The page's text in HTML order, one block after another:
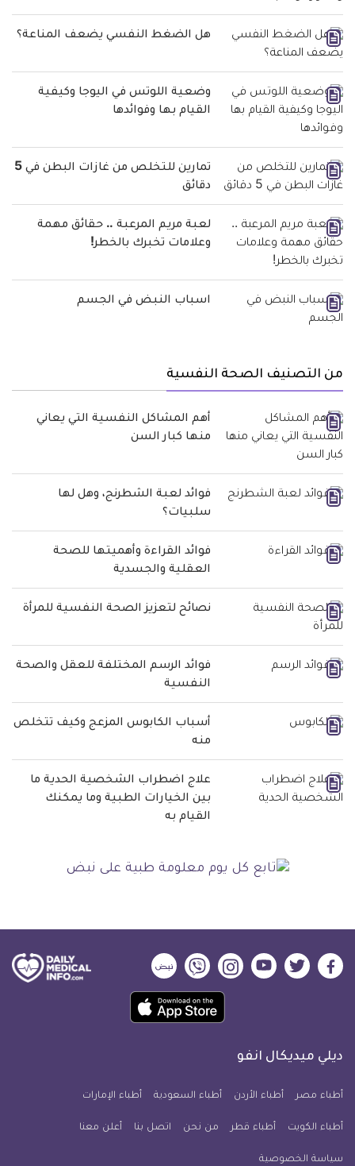
هل الضغط النفسي يضعف المناعة؟
وضعية اللوتس في اليوجا وكيفية
القيام بها وفوائدها
تمارين للتخلص من غازات البطن في 5
دقائق
لعبة مريم المرعبة .. حقائق مهمة
وعلامات تخبرك بالخطر!
اسباب النبض في الجسم
من التصنيف الصحة النفسية
أهم المشاكل النفسية التي يعاني
منها كبار السن
فوائد لعبة الشطرنج، وهل لها
سلبيات؟
فوائد القراءة وأهميتها للصحة
العقلية والجسدية
نصائح لتعزيز الصحة النفسية للمرأة
فوائد الرسم المختلفة للعقل والصحة
النفسية
أسباب الكابوس المزعج وكيف تتخلص
منه
علاج اضطراب الشخصية الحدية ما
بين الخيارات الطبية وما يمكنك
القيام به
ديلي
فيسبوك
ديلي
تويتر
ديلي
ميديكال
يوتيوب
ديلي
ميديكال
انفو
ديلي
ميديكال
انفو
ديلي
ميديكال
انفو
حمل
تطبيق
معلومة
للآيفون
ديلي ميديكال انفو
أطباء مصر أطباء الأردن أطباء السعودية أطباء الإمارات
أطباء الكويت أطباء قطر من نحن اتصل بنا أعلن معنا
سياسة الخصوصية